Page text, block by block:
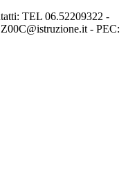
TEL 06.52209322 -
- PEC: